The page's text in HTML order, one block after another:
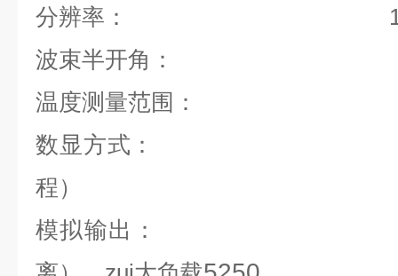
分辨率：
波束半开角：
温度测量范围：
数显方式：
程 ）
模拟输出：